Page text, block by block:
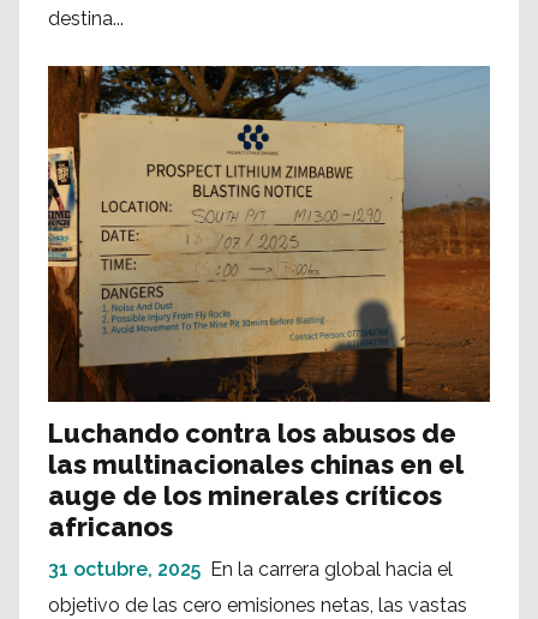
destina...
Luchando contra los abusos de
las multinacionales chinas en el
auge de los minerales críticos
africanos
31 octubre, 2025 En la carrera global hacia el
objetivo de las cero emisiones netas, las vastas